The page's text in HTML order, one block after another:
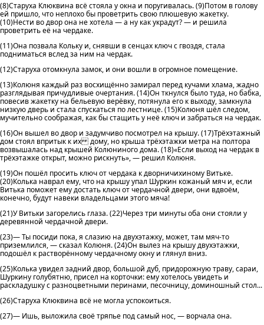
(8)Старуха Клюквина всё стояла у окна и поругивалась. (9)Потом в голову
ей пришло, что неплохо бы проветрить свою плюшевую жакетку.
(10)Нести во двор она не хотела — а ну как украдут? — и решила
проветрить её на чердаке.
(11)Она позвала Кольку и, снявши в сенцах ключ с гвоздя, стала
подниматься вслед за ним на чердак.
(12)Старуха отомкнула замок, и они вошли в огромное помещение.
(13)Колюня каждый раз восхищённо замирал перед кучами хлама, жадно
разглядывая причудливые очертания. (14)Он ткнулся было туда, но бабка,
повесив жакетку на бельевую верёвку, потянула его к выходу, замкнула
низкую дверь и стала спускаться по лестнице. (15)Колюня шёл следом,
мучительно соображая, как бы стащить у неё ключ и забраться на чердак.
(16)Он вышел во двор и задумчиво посмотрел на крышу. (17)Трёхэтажный
дом стоял впритык к их дому, но крыша трёхэтажки метра на полтора
возвышалась над крышей Колюниного дома. (18)«Если выход на чердак в
трёхэтажке открыт, можно рискнуть», — решил Колюня.
(19)Он пошёл просить ключ от чердака к дворничихиному Витьке.
(20)Колька наврал ему, что на крышу упал Шуркин кожаный мяч и, если
Витька поможет ему достать ключ от чердачной двери, они вдвоём,
конечно, будут навеки владельцами этого мяча!
(21)У Витьки загорелись глаза. (22)Через три минуты оба они стояли у
деревянной чердачной двери.
(23)— Ты посиди пока, я слазию на двухэтажку, может, там мяч-то
приземлился, — сказал Колюня. (24)Он вылез на крышу двухэтажки,
подошёл к растворённому чердачному окну и глянул вниз.
(25)Колька увидел задний двор, большой дуб, придорожную траву, сараи,
Шуркину голубятню, присел на корточки: ему хотелось увидеть и
раскладушку с разноцветными перинами, песочницу, доминошный стол...
(26)Старуха Клюквина всё не могла успокоиться.
(27)— Ишь, выложила своё тряпье под самый нос, — ворчала она.